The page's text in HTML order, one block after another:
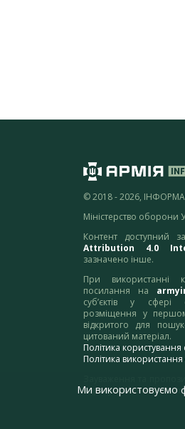
© 2018 - 2026,
Міністерство оборони
Контент доступний
Attribution 4.0
зазначено інше.
При використанні
посилання на
суб’єктів у сфері
розміщення у
відкритого для
цитований матеріал.
Політика
Політика
адресу:
Ми використовуємо